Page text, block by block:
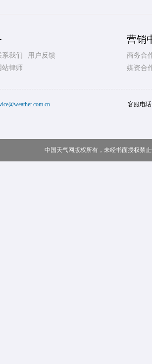
系我们
用户反馈
站律师
营销
商务合
媒资合
客服电
中国天气网版权所有，未经书面授权